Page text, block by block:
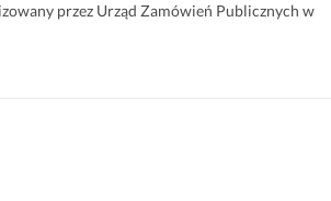
przez Urząd Zamówień Publicznych w